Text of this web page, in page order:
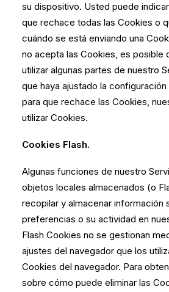
su dispositivo. Usted puede
que rechace todas las Cookies o
cuándo se está enviando una
no acepta las Cookies, es posible
utilizar algunas partes de nuestro
que haya ajustado la
para que rechace las Cookies,
utilizar Cookies.
Cookies Flash.
Algunas funciones de nuestro
objetos locales almacenados (o
recopilar y almacenar información
preferencias o su actividad en
Flash Cookies no se gestionan
ajustes del navegador que los
Cookies del navegador. Para
sobre cómo puede eliminar las